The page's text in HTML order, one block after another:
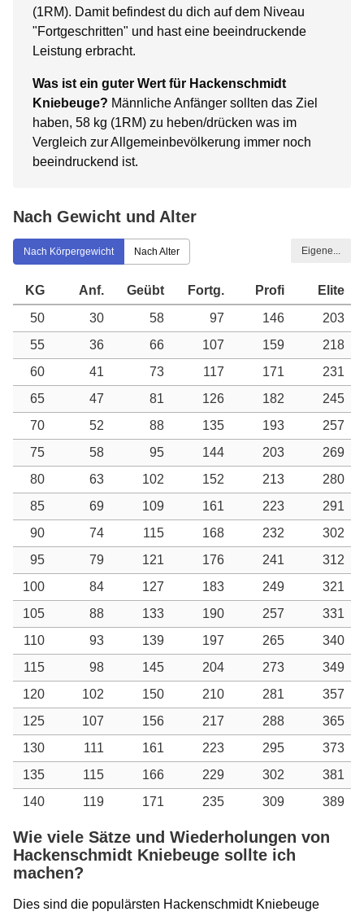
(1RM). Damit befindest du dich auf dem Niveau
"Fortgeschritten" und hast eine beeindruckende
Leistung erbracht.
Was ist ein guter Wert für Hackenschmidt
Kniebeuge? Männliche Anfänger sollten das Ziel
haben, 58 kg (1RM) zu heben/drücken was im
Vergleich zur Allgemeinbevölkerung immer noch
beeindruckend ist.
Nach Gewicht und Alter
Nach Körpergewicht Nach Alter Eigene...
KG Anf. Geübt Fortg. Profi
Elite
50
30 58 97 146
203
55
36 66 107 159
218
60
41 73 117 171
231
65
47 81 126 182
245
70
52 88 135 193
257
75
58 95 144 203
269
80
63 102 152 213
280
85
69 109 161 223
291
90
74 115 168 232
302
95
79 121 176 241
312
100
84 127 183 249
321
105
88 133 190 257
331
110
93 139 197 265
340
115
98 145 204 273
349
120
102 150 210 281
357
125
107 156 217 288
365
130
111 161 223 295
373
135
115 166 229 302
381
140
119 171 235 309 389
Wie viele Sätze und Wiederholungen von
Hackenschmidt Kniebeuge sollte ich
machen?
Dies sind die populärsten Hackenschmidt Kniebeuge